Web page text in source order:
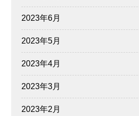
2023年6月
2023年5月
2023年4月
2023年3月
2023年2月